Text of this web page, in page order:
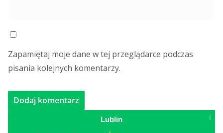
Zapamiętaj moje dane w tej przeglądarce podczas
pisania kolejnych komentarzy.
Lublin